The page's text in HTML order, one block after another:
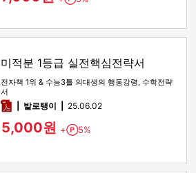
미적분 1등급 실전핵심전략서
전자책 1위 & 수능3틀 의대생의 행동강령, 수학전략
서
pdf발로탱이 25.06.02
5,000원 + Point
5%